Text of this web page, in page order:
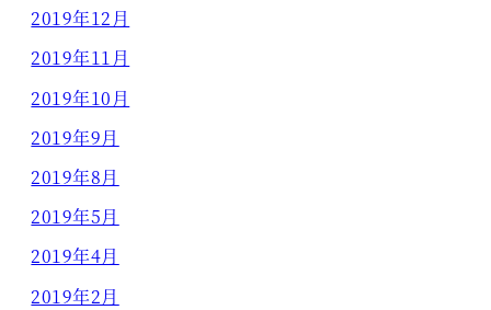
2019年12月
2019年11月
2019年10月
2019年9月
2019年8月
2019年5月
2019年4月
2019年2月